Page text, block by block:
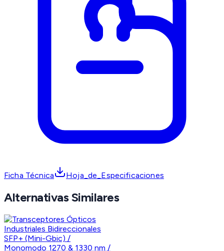
Ficha Técnica Hoja_de_Especificaciones
Alternativas Similares